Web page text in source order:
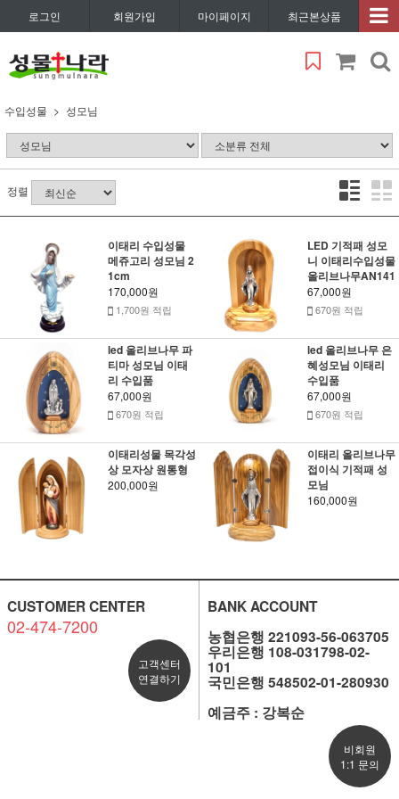
로그인 회원가입 마이페이지 최근본상품
수입성물 성모님
정렬
이태리 수입성물
메쥬고리 성모님 2
1cm
170,000원
1,700원 적립
LED 기적패 성모
니 이태리수입성물
올리브나무AN141
67,000원
670원 적립
led 올리브나무 파
티마 성모님 이태
리 수입품
67,000원
670원 적립
led 올리브나무 은
혜성모님 이태리
수입품
67,000원
670원 적립
이태리성물 목각성
상 모자상 원통형
200,000원
이태리 올리브나무
접이식 기적패 성
모님
160,000원
CUSTOMER CENTER
02-474-7200
고객센터
연결하기
BANK ACCOUNT
농협은행 221093-56-063705
우리은행 108-031798-02-
101
국민은행 548502-01-280930
예금주 : 강복순
비회원
1:1 문의